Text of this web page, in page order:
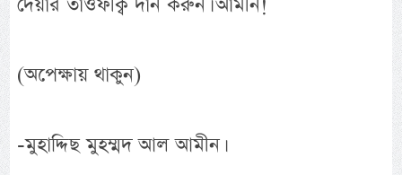
(অপেক্ষায় থাকুন)
-মুহাদ্দিছ মুহম্মদ আল আমীন।